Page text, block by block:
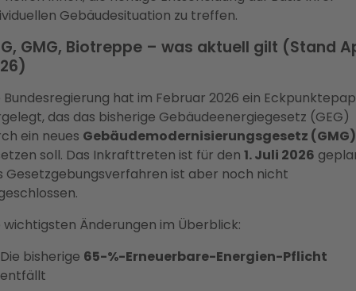
Gebäudesituation zu treffen.
GMG, Biotreppe – was aktuell gilt (Stand
Bundesregierung hat im Februar 2026 ein
das das bisherige Gebäudeenergiegesetz (GEG)
ein neues Gebäudemodernisierungsgesetz (GMG)
soll. Das Inkrafttreten ist für den 1. Juli 2026
Gesetzgebungsverfahren ist aber noch nicht
wichtigsten Änderungen im Überblick:
Die bisherige 65-%-Erneuerbare-Energien-Pflicht
entfällt